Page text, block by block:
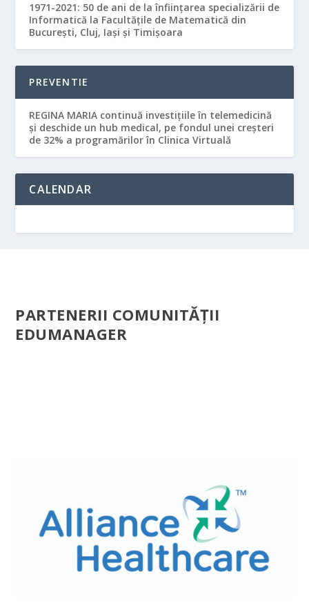
1971-2021: 50 de ani de la înființarea specializării de
Informatică la Facultățile de Matematică din
București, Cluj, Iași și Timișoara
PREVENTIE
REGINA MARIA continuă investițiile în telemedicină
și deschide un hub medical, pe fondul unei creșteri
de 32% a programărilor în Clinica Virtuală
CALENDAR
PARTENERII COMUNITĂŢII
EDUMANAGER